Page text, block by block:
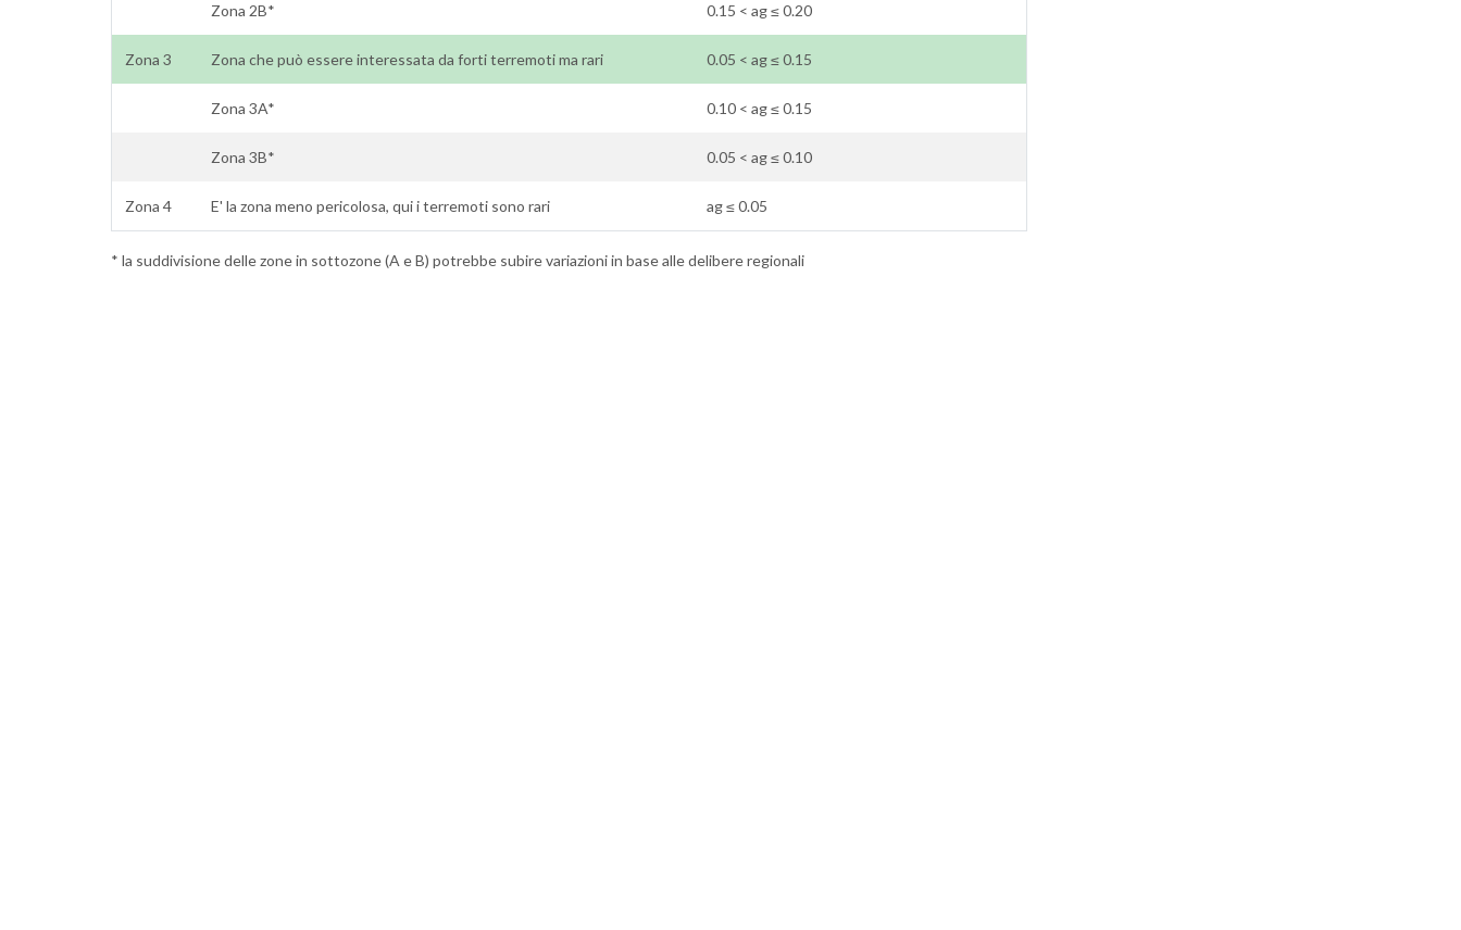
Zona 2B* 0.15 < ag ≤ 0.20
Zona 3 Zona che può essere interessata da forti terremoti ma rari 0.05 < ag ≤ 0.15
Zona 3A* 0.10 < ag ≤ 0.15
Zona 3B* 0.05 < ag ≤ 0.10
Zona 4 E' la zona meno pericolosa, qui i terremoti sono rari ag ≤ 0.05
* la suddivisione delle zone in sottozone (A e B) potrebbe subire variazioni in base alle delibere regionali